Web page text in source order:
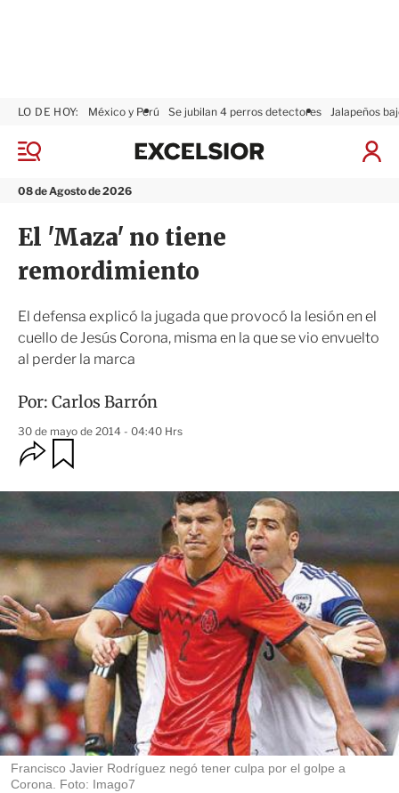
M
n
08 de Agosto de 2026
LO DE HOY: México y Perú Se jubilan 4 perros detectores Jalapeños
I
s
ó
x
El 'Maza' no tiene
remordimiento
El defensa explicó la jugada que provocó la lesión en el
cuello de Jesús Corona, misma en la que se vio envuelto
al perder la marca
Por: Carlos Barrón
30 de mayo de 2014 - 04:40 Hrs
O
p
i
o
e
s
c
o
m
p
a
r
t
i
r
r
Francisco Javier Rodríguez negó tener culpa por el golpe a
Corona. Foto: Imago7